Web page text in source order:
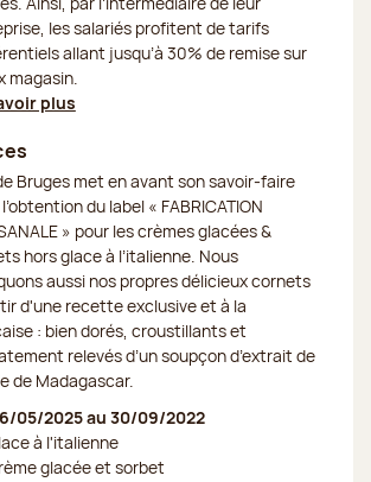
les salariés profitent de tarifs
allant jusqu’à 30% de remise sur
magasin.
plus
Bruges met en avant son savoir-faire
du label « FABRICATION
» pour les crèmes glacées &
hors glace à l’italienne. Nous
aussi nos propres délicieux cornets
d'une recette exclusive et à la
: bien dorés, croustillants et
relevés d’un soupçon d’extrait de
de Madagascar.
05/2025 au 30/09/2022
à l'italienne
glacée et sorbet